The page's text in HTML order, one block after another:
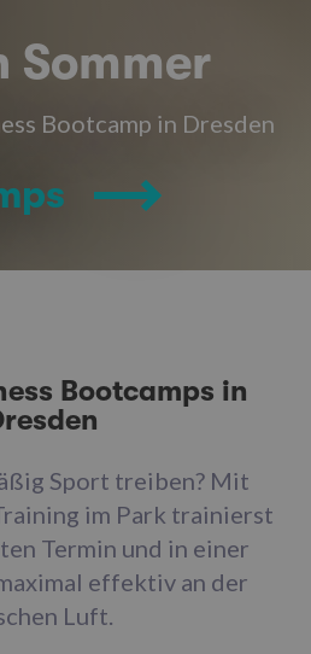
Sommer
Bootcamp in Dresden
Bootcamps in
Sport treiben? Mit
im Park trainierst
Termin und in einer
effektiv an der
Luft.